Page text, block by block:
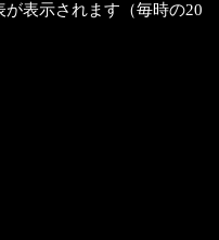
表示されます（毎時の20